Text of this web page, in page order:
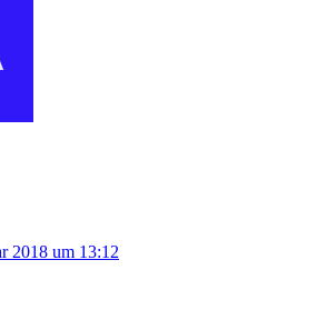
2018 um 13:12